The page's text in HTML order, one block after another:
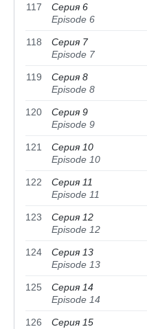
117
Серия 6
Episode 6
118
Серия 7
Episode 7
119
Серия 8
Episode 8
120
Серия 9
Episode 9
121
Серия 10
Episode 10
122
Серия 11
Episode 11
123
Серия 12
Episode 12
124
Серия 13
Episode 13
125
Серия 14
Episode 14
126
Серия 15